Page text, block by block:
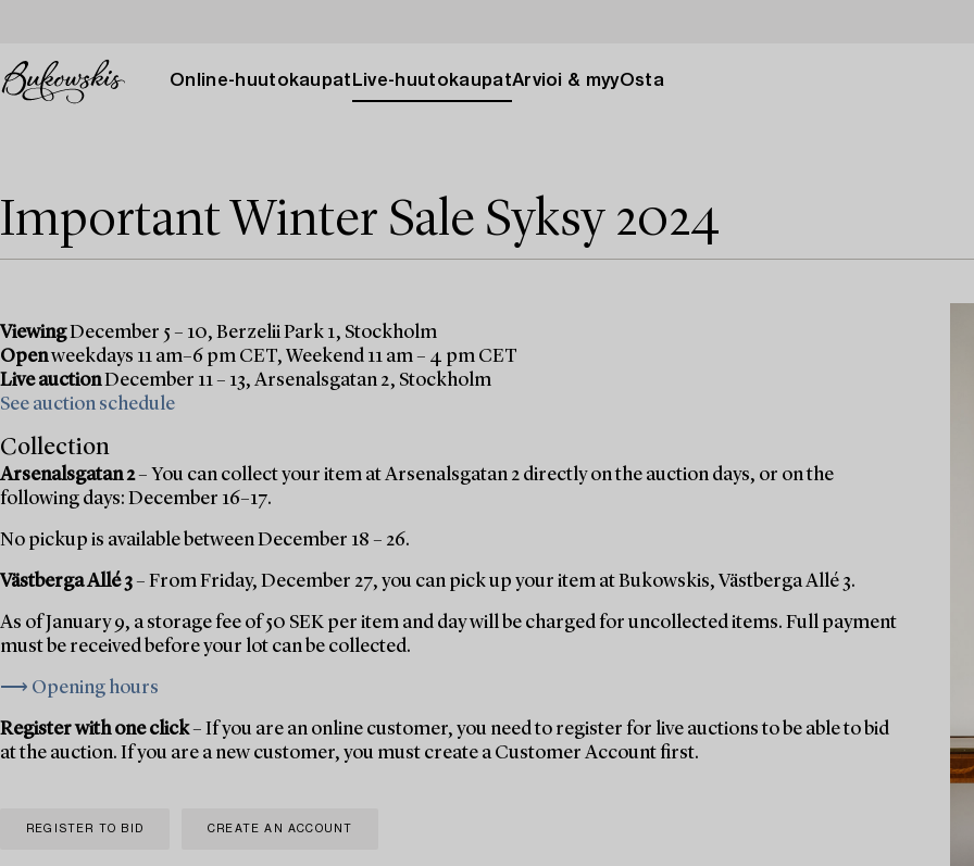
Online-huutokaupat Live-huutokaupatArvioi & myyOsta
Important Winter Sale Syksy 2024
ViewingDecember 5 – 10, Berzelii Park 1, Stockholm
Openweekdays 11 am–6 pm CET, Weekend 11 am – 4 pm CET
Live auctionDecember 11 – 13, Arsenalsgatan 2, Stockholm
See auction schedule
Collection
Arsenalsgatan 2– You can collect your item at Arsenalsgatan 2 directly on the auction days, or on the
following days: December 16–17.
No pickup is available between December 18 – 26.
Västberga Allé 3– From Friday, December 27, you can pick up your item at Bukowskis, Västberga Allé 3.
As of January 9, a storage fee of 50 SEK per item and day will be charged for uncollected items. Full payment
must be received before your lot can be collected.
⟶ Opening hours
Register with one click– If you are an online customer, you need to register for live auctions to be able to bid
at the auction. If you are a new customer, you must create a Customer Account first.
REGISTER TO BID CREATE AN ACCOUNT